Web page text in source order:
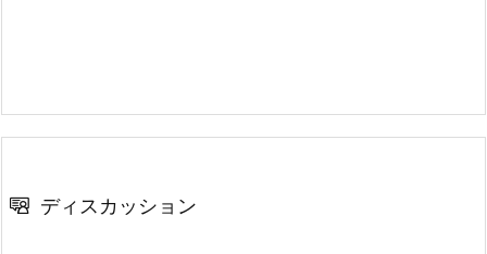
ディスカッション